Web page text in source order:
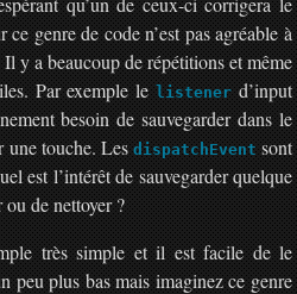
genre de code n’est pas agréable à
y a beaucoup de répétitions et même
Par exemple lelistenerd’input
besoin de sauvegarder dans le
une touche. LesdispatchEventsont
est l’intérêt de sauvegarder quelque
de nettoyer ?
très simple et il est facile de le
peu plus bas mais imaginez ce genre